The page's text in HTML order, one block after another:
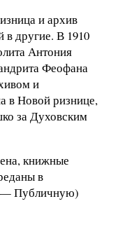
и архив
другие. В 1910
Антония
Феофана
и
в Новой ризнице,
за Духовским
книжные
в
— Публичную)